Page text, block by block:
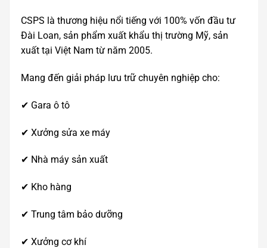
CSPS là thương hiệu nổi tiếng với 100% vốn đầu tư
Đài Loan, sản phẩm xuất khẩu thị trường Mỹ, sản
xuất tại Việt Nam từ năm 2005.
Mang đến giải pháp lưu trữ chuyên nghiệp cho:
✔ Gara ô tô
✔ Xưởng sửa xe máy
✔ Nhà máy sản xuất
✔ Kho hàng
✔ Trung tâm bảo dưỡng
✔ Xưởng cơ khí